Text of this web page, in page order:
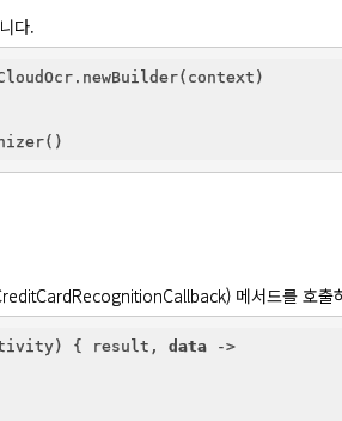
다.
메서드를 호출
{ result, data ->